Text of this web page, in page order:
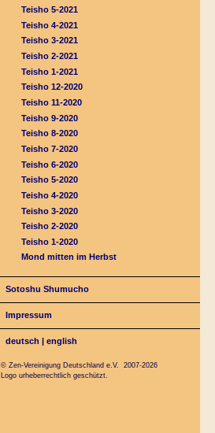
Teisho 5-2021
Teisho 4-2021
Teisho 3-2021
Teisho 2-2021
Teisho 1-2021
Teisho 12-2020
Teisho 11-2020
Teisho 9-2020
Teisho 8-2020
Teisho 7-2020
Teisho 6-2020
Teisho 5-2020
Teisho 4-2020
Teisho 3-2020
Teisho 2-2020
Teisho 1-2020
Mond mitten im Herbst
Sotoshu Shumucho
Impressum
deutsch |english
© Zen-Vereinigung Deutschland e.V. 2007-2026
Logo urheberrechtlich geschützt.